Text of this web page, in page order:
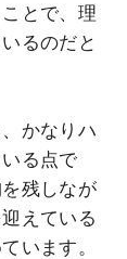
とで、理
るのだと
かなりハ
る点で
残しなが
えている
います。